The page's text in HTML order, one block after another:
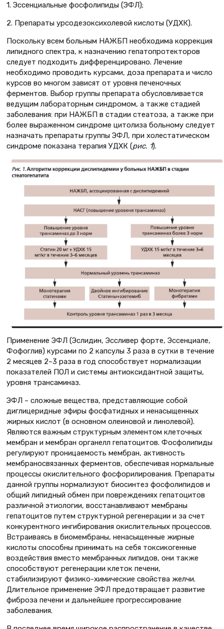
1. Эссенциальные фосфолипиды (ЭФЛ);
2. Препараты урсодезоксихолевой кислоты (УДХК).
Поскольку всем больным НАЖБП необходима коррекция
липидного спектра, к назначению гепатопротекторов
следует подходить дифференцировано. Лечение
необходимо проводить курсами, доза препарата и число
курсов во многом зависят от уровня печеночных
ферментов. Выбор группы препарата обусловливается
ведущим лабораторным синдромом, а также стадией
заболевания: при НАЖБП в стадии стеатоза, а также при
более выраженном синдроме цитолиза больному следует
назначать препараты группы ЭФЛ, при холестатическом
синдроме показана терапия УДХК (рис. 1).
Применение ЭФЛ (Эслидин, Эссливер форте, Эссенциале,
Фофоглив) курсами по 2 капсулы 3 раза в сутки в течение
2 месяцев 2–3 раза в год способствует нормализации
показателей ПОЛ и системы антиоксидантной защиты,
уровня трансаминаз.
ЭФЛ – сложные вещества, представляющие собой
диглицеридные эфиры фосфатидных и ненасыщенных
жирных кислот (в основном олеиновой и линолевой).
Являются важным структурным элементом клеточных
мембран и мембран органелл гепатоцитов. Фосфолипиды
регулируют проницаемость мембран, активность
мембраносвязанных ферментов, обеспечивая нормальные
процессы окислительного фосфорилирования. Препараты
данной группы нормализуют биосинтез фосфолипидов и
общий липидный обмен при повреждениях гепатоцитов
различной этиологии, восстанавливают мембраны
гепатоцитов путем структурной регенерации и за счет
конкурентного ингибирования окислительных процессов.
Встраиваясь в биомембраны, ненасыщенные жирные
кислоты способны принимать на себя токсикогенные
воздействия вместо мембранных липидов, они также
способствуют регенерации клеток печени,
стабилизируют физико-химические свойства желчи.
Длительное применение ЭФЛ предотвращает развитие
фиброза печени и дальнейшее прогрессирование
заболевания.